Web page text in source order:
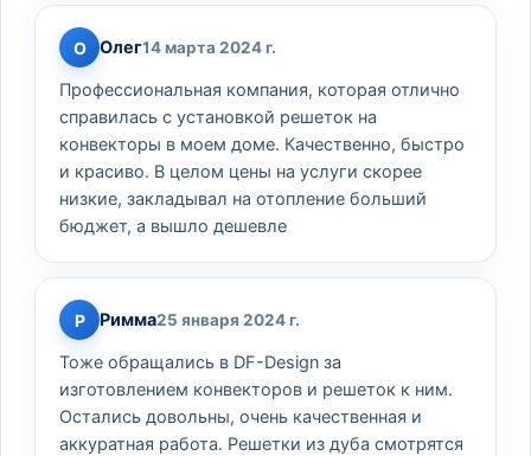
О Олег14 марта 2024 г.
Профессиональная компания, которая отлично
справилась с установкой решеток на
конвекторы в моем доме. Качественно, быстро
и красиво. В целом цены на услуги скорее
низкие, закладывал на отопление больший
бюджет, а вышло дешевле
Р Римма25 января 2024 г.
Тоже обращались в DF-Design за
изготовлением конвекторов и решеток к ним.
Остались довольны, очень качественная и
аккуратная работа. Решетки из дуба смотрятся